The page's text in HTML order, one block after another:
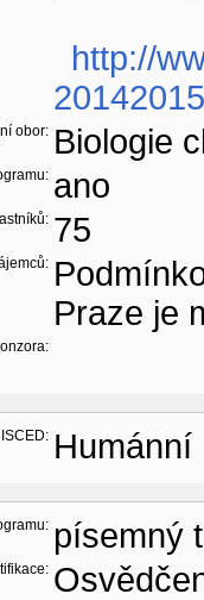
http://
obor: Biologie
ano
75
Praze je
Humánní
písemný